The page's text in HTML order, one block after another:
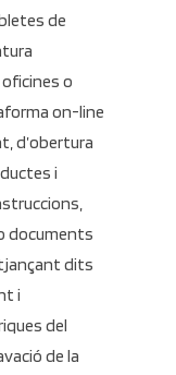
de
o
on-line
d’obertura
i
documents
dits
i
del
de la